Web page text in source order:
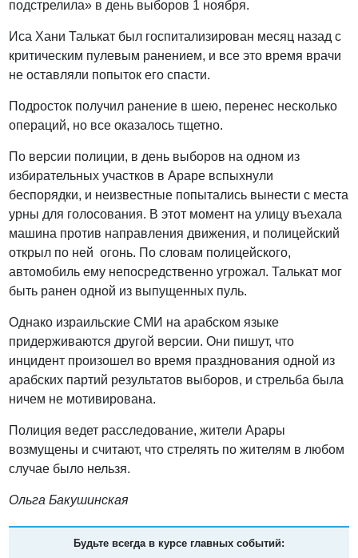
подстрелила» в день выборов 1 ноября.
Иса Хани Талькат был госпитализирован месяц назад с
критическим пулевым ранением, и все это время врачи
не оставляли попыток его спасти.
Подросток получил ранение в шею, перенес несколько
операций, но все оказалось тщетно.
По версии полиции, в день выборов на одном из
избирательных участков в Араре вспыхнули
беспорядки, и неизвестные попытались вынести с места
урны для голосования. В этот момент на улицу въехала
машина против направления движения, и полицейский
открыл по ней огонь. По словам полицейского,
автомобиль ему непосредственно угрожал. Талькат мог
быть ранен одной из выпущенных пуль.
Однако израильские СМИ на арабском языке
придерживаются другой версии. Они пишут, что
инцидент произошел во время празднования одной из
арабских партий результатов выборов, и стрельба была
ничем не мотивирована.
Полиция ведет расследование, жители Арары
возмущены и считают, что стрелять по жителям в любом
случае было нельзя.
Ольга Бакушинская
Будьте всегда в курсе главных событий: